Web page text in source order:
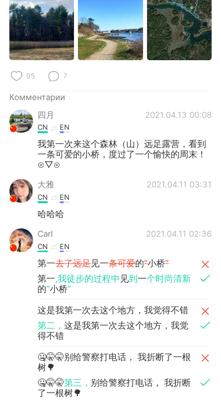
95 7
Комментарии
四月
2021.04.13 00:08
CN EN
我第一次来这个森林（山）远足露营，看到
一条可爱的小桥，度过了一个愉快的周末！
⊙▽⊙
大雅 2021.04.11 03:31
CN EN
哈哈哈
Carl 2021.04.11 02:36
CN EN
第一去了远足见一条可爱的”小桥“
第一,我徒步的过程中 见到一个时尚清新
的“小桥”
这是我第一次去这个地方，我觉得不错
第二，这是我第一次去这个地方，我觉
得不错
🤐🤫🤫别给警察打电话， 我折断了一根
树🌳
🤐🤫🤫第三， 别给警察打电话， 我折断
了一根树🌳